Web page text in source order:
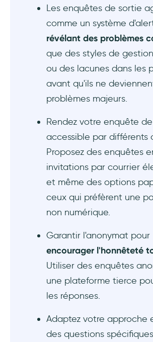
Les enquêtes de sortie sont-
Quel est l'intérêt des
Les enquêtes de sortie
comme un système
révélant des problèmes
que des styles de
ou des lacunes dans les
avant qu'ils ne
problèmes majeurs.
Rendez votre enquête
accessible par différents
Proposez des enquêtes
invitations par courrier
et même des options
ceux qui préfèrent une
non numérique.
Garantir l'anonymat pour
encourager l'honnêteté
Utiliser des enquêtes
une plateforme tierce
les réponses.
Adaptez votre approche
des questions